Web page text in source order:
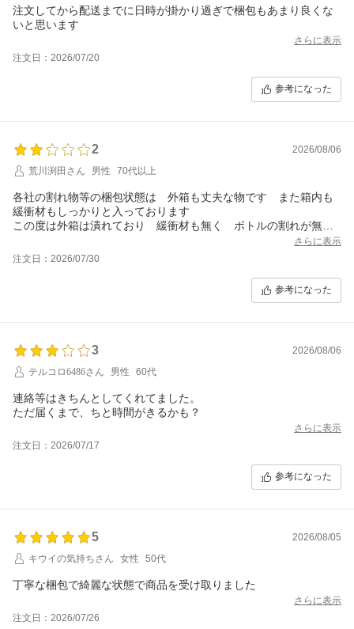
注文してから配送までに日時が掛かり過ぎで梱包もあまり良くな
いと思います
さらに表示
注文日：2026/07/20
参考になった
2
2026/08/06
荒川渕田さん
男性 70代以上
各社の割れ物等の梱包状態は 外箱も丈夫な物です また箱内も
緩衝材もしっかりと入っております
この度は外箱は潰れており 緩衝材も無く ボトルの割れが無か
さらに表示
注文日：2026/07/30
参考になった
3
2026/08/06
テルコロ6486さん
男性 60代
連絡等はきちんとしてくれてました。
ただ届くまで、ちと時間がきるかも？
さらに表示
注文日：2026/07/17
参考になった
5
2026/08/05
キウイの気持ちさん
女性 50代
丁寧な梱包で綺麗な状態で商品を受け取りました
さらに表示
注文日：2026/07/26